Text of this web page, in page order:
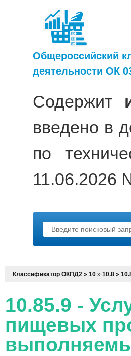
Общероссийский
деятельности ОК
Содержит
введено в
по
11.06.2026
Классификатор ОКПД2 » 10 » 10.8 »
10.85.9 -
пищевых